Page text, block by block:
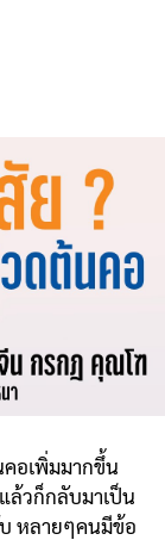
อเพิ่มมากขึ้น
ล้วก็กลับมาเป็น
หลายๆคนมีข้อ